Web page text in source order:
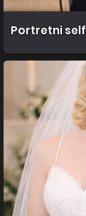
Portretni